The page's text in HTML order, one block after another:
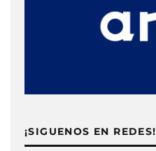
¡SIGUENOS EN REDES!